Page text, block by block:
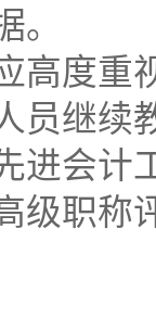
。
高度重
员继续
进会计
级职称